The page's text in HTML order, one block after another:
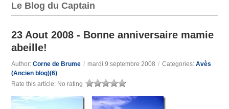
Le Blog du Captain
23 Aout 2008 - Bonne anniversaire mamie
abeille!
Author:Corne de Brume / mardi 9 septembre 2008 / Categories:Avès
(Ancien blog)(6)
Rate this article: No rating